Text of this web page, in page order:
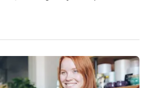
artykułów z tagiem:#księgowość